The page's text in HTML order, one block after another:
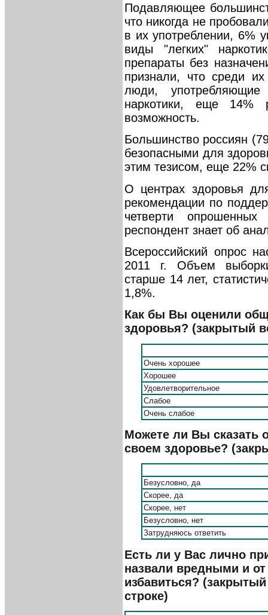
Подавляющее
что никогда не
в их употреблении, 6%
виды "легких"
препараты без
признали, что среди
люди, употребляющие
наркотики, еще 14%
возможность.
Большинство россиян
безопасными для
этим тезисом, еще 22%
О центрах здоровья
рекомендации по
четверти
респондент знает об
Всероссийский опрос
2011 г. Объем
старше 14 лет,
1,8%.
Как бы Вы оценили
здоровья? (закрытый
Очень хорошее
Хорошее
Удовлетворительное
Слабое
Очень слабое
Можете ли Вы сказать
своем здоровье?
Безусловно, да
Скорее, да
Скорее, нет
Безусловно, нет
Затрудняюсь ответить
Есть ли у Вас лично
назвали вредными и
избавиться?
строке)